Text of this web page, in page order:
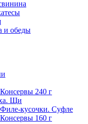
и обеды
240 г
Щи
кусочки. Суфле
160 г